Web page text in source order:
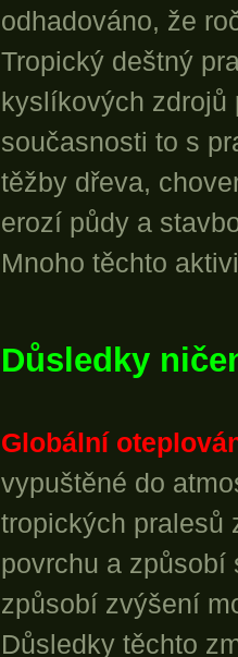
odhadováno, že
Tropický deštný
kyslíkových zdrojů
současnosti to s
těžby dřeva,
erozí půdy a
Mnoho těchto
Důsledky
Globální
vypuštěné do
tropických pralesů
povrchu a způsobí
způsobí zvýšení
Důsledky těchto